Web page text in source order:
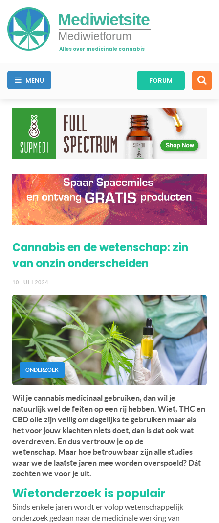
Mediwietsite
Mediwietforum
Alles over medicinale cannabis
MENU FORUM
Cannabis en de wetenschap: zin
van onzin onderscheiden
10 JULI 2024
ONDERZOEK
Wil je cannabis medicinaal gebruiken, dan wil je
natuurlijk wel de feiten op een rij hebben. Wiet, THC en
CBD olie zijn veilig om dagelijks te gebruiken maar als
het voor jouw klachten niets doet, dan is dat ook wat
overdreven. En dus vertrouw je op de
wetenschap. Maar hoe betrouwbaar zijn alle studies
waar we de laatste jaren mee worden overspoeld? Dát
zochten we voor je uit.
Wietonderzoek is populair
Sinds enkele jaren wordt er volop wetenschappelijk
onderzoek gedaan naar de medicinale werking van